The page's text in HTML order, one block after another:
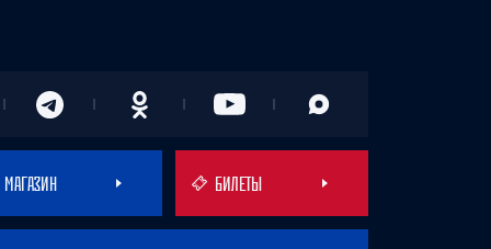
МАГАЗИН БИЛЕТЫ